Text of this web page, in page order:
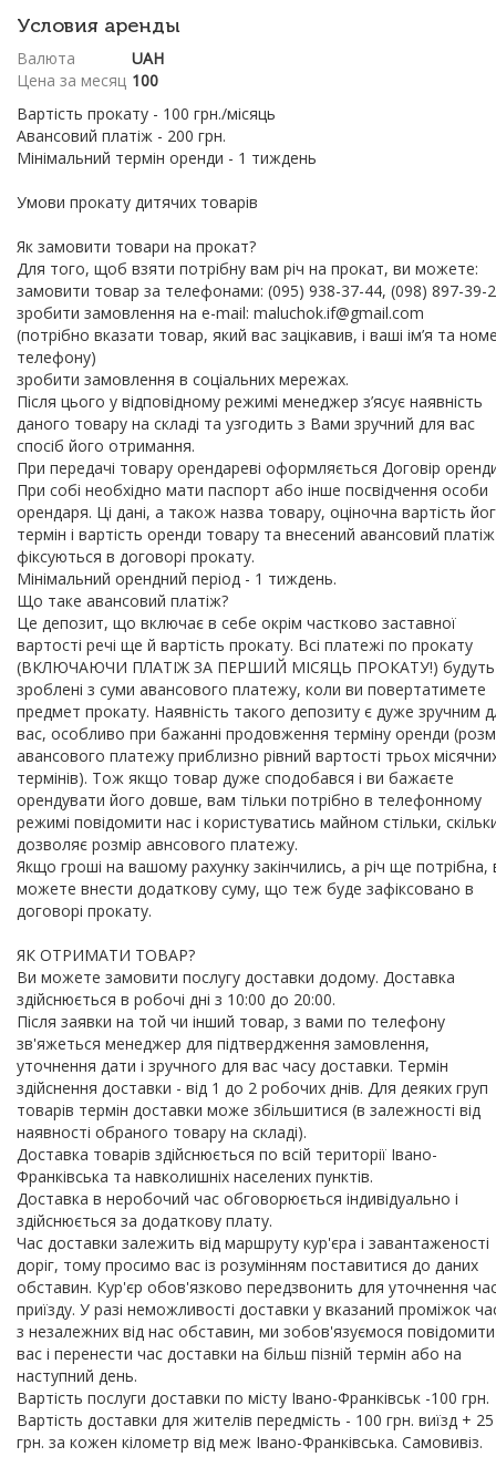
Условия аренды
Валюта
UAH
Цена за месяц 100
Вартість прокату - 100 грн./місяць
Авансовий платіж - 200 грн.
Мінімальний термін оренди - 1 тиждень
Умови прокату дитячих товарів
Як замовити товари на прокат?
Для того, щоб взяти потрібну вам річ на прокат, ви можете:
замовити товар за телефонами: (095) 938-37-44, (098) 897-39-
зробити замовлення на e-mail: maluchok.if@gmail.com
(потрібно вказати товар, який вас зацікавив, і ваші ім’я та
телефону)
зробити замовлення в соціальних мережах.
Після цього у відповідному режимі менеджер з’ясує наявність
даного товару на складі та узгодить з Вами зручний для вас
спосіб його отримання.
При передачі товару орендареві оформляється Договір
При собі необхідно мати паспорт або інше посвідчення особи
орендаря. Ці дані, а також назва товару, оціночна вартість
термін і вартість оренди товару та внесений авансовий платіж
фіксуються в договорі прокату.
Мінімальний орендний період - 1 тиждень.
Що таке авансовий платіж?
Це депозит, що включає в себе окрім частково заставної
вартості речі ще й вартість прокату. Всі платежі по прокату
(ВКЛЮЧАЮЧИ ПЛАТІЖ ЗА ПЕРШИЙ МІСЯЦЬ ПРОКАТУ!) будуть
зроблені з суми авансового платежу, коли ви повертатимете
предмет прокату. Наявність такого депозиту є дуже зручним
вас, особливо при бажанні продовження терміну оренди
авансового платежу приблизно рівний вартості трьох
термінів). Тож якщо товар дуже сподобався і ви бажаєте
орендувати його довше, вам тільки потрібно в телефонному
режимі повідомити нас і користуватись майном стільки,
дозволяє розмір авнсового платежу.
Якщо гроші на вашому рахунку закінчились, а річ ще потрібна,
можете внести додаткову суму, що теж буде зафіксовано в
договорі прокату.
ЯК ОТРИМАТИ ТОВАР?
Ви можете замовити послугу доставки додому. Доставка
здійснюється в робочі дні з 10:00 до 20:00.
Після заявки на той чи інший товар, з вами по телефону
зв'яжеться менеджер для підтвердження замовлення,
уточнення дати і зручного для вас часу доставки. Термін
здійснення доставки - від 1 до 2 робочих днів. Для деяких груп
товарів термін доставки може збільшитися (в залежності від
наявності обраного товару на складі).
Доставка товарів здійснюється по всій території Івано-
Франківська та навколишніх населених пунктів.
Доставка в неробочий час обговорюється індивідуально і
здійснюється за додаткову плату.
Час доставки залежить від маршруту кур'єра і завантаженості
доріг, тому просимо вас із розумінням поставитися до даних
обставин. Кур'єр обов'язково передзвонить для уточнення
приїзду. У разі неможливості доставки у вказаний проміжок
з незалежних від нас обставин, ми зобов'язуємося повідомити
вас і перенести час доставки на більш пізній термін або на
наступний день.
Вартість послуги доставки по місту Івано-Франківськ -100 грн.
Вартість доставки для жителів передмість - 100 грн. виїзд + 25
грн. за кожен кілометр від меж Івано-Франківська. Самовивіз.